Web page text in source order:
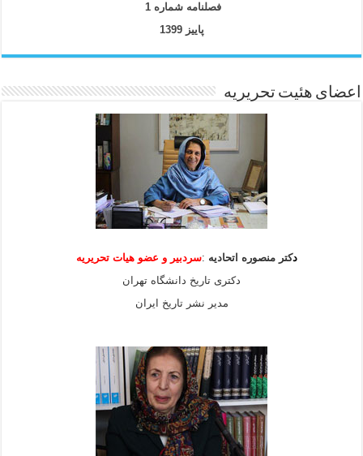
فصلنامه شماره 1
پاییز 1399
اعضای هئیت تحریریه
دکتر منصوره اتحادیه :سردبیر و عضو هیاتتحریریه
دکتری تاریخ دانشگاه تهران
مدیر نشر تاریخ ایران